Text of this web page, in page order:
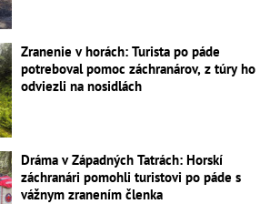
Zranenie v horách: Turista po páde
potreboval pomoc záchranárov, z túry ho
odviezli na nosidlách
Dráma v Západných Tatrách: Horskí
záchranári pomohli turistovi po páde s
vážnym zranením členka